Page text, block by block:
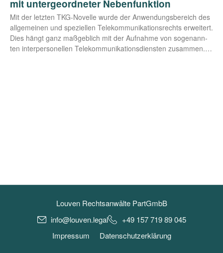
mit untergeordneter Nebenfunktion
Mit der letz­ten TKG-Novel­­le wur­de der Anwen­dungs­be­reich des
all­ge­mei­nen und spe­zi­el­len Tele­kom­mu­ni­ka­ti­ons­rechts erwei­tert.
Dies hängt ganz maß­geb­lich mit der Auf­nah­me von soge­nann­
ten inter­per­so­nel­len Tele­kom­mu­ni­ka­ti­ons­diens­ten zusammen.…
Louven Rechtsanwälte PartGmbB
info@louven.legal
+49 157 719 89 045
Impressum
Datenschutzerklärung